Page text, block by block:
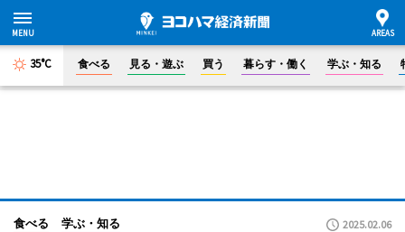
35°C 食べる 見る・遊ぶ 買う 暮らす・働く 学ぶ・知る
食べる 学ぶ・知る 2025.02.06